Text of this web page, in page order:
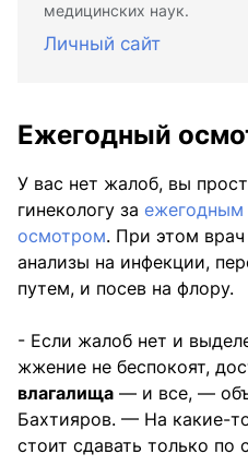
медицинских наук.
Личный сайт
Ежегодный
У вас нет жалоб, вы
гинекологу за ежегодным
осмотром. При этом врач
анализы на инфекции,
путем, и посев на флору.
- Если жалоб нет и
жжение не беспокоят,
влагалища — и все, —
Бахтияров. — На какие-
стоит сдавать только по